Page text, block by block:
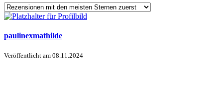
paulinexmathilde
Veröffentlicht am 08.11.2024